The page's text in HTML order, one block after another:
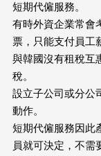
短期代僱服務。
有時外資企業常會
票，只能支付員工
與韓國沒有租稅互
稅。
設立子公司或分公
動作。
短期代僱服務因此
員就可決定，不需